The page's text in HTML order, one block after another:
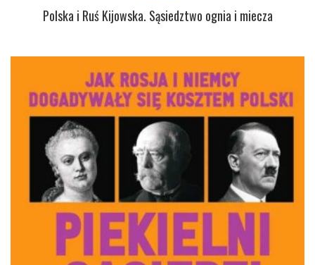
Polska i Ruś Kijowska. Sąsiedztwo ognia i miecza